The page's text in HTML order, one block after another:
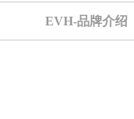
EVH-品牌介绍